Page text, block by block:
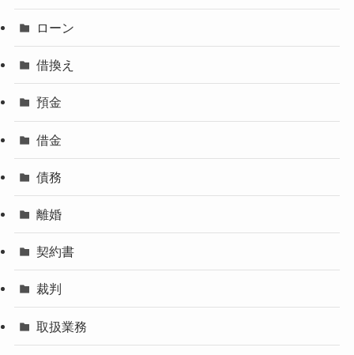
ローン
借換え
預金
借金
債務
離婚
契約書
裁判
取扱業務